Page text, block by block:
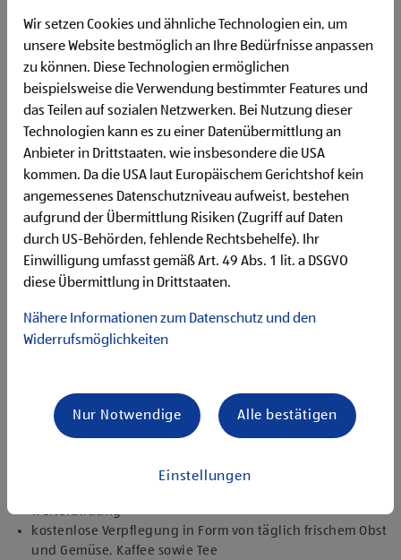
Reinigen der Filiale
Betreuen der Pfandrückgabeautomaten
Qualifikationen, die ich mitbringe
Flexibilität für Früh- und Spätdienste (Montag bis
Begeisterung im Handel zu arbeiten und den
Unternehmenserfolg mitzugestalten
Freude an der Arbeit im Team für ein motiviertes
Miteinander
Bereitschaft zu körperlich anspruchsvollen Tätigkeiten
freundlich im Umgang mit Kund:innen für eine
angenehme Einkaufsatmosphäre
zuverlässige und organisierte Arbeitsweise zur
Angebote, die mich überzeugen
vielseitiges Tätigkeitsfeld
umfangreiche Einarbeitung und individuelles
Onboarding
Weiterbildung
kostenlose Verpflegung in Form von täglich frischem Obst
und Gemüse, Kaffee sowie Tee
Wir setzen Cookies und ähnliche Technologien ein, um
unsere Website bestmöglich an Ihre Bedürfnisse anpassen
zu können. Diese Technologien ermöglichen
beispielsweise die Verwendung bestimmter Features und
das Teilen auf sozialen Netzwerken. Bei Nutzung dieser
Technologien kann es zu einer Datenübermittlung an
Anbieter in Drittstaaten, wie insbesondere die USA
kommen. Da die USA laut Europäischem Gerichtshof kein
angemessenes Datenschutzniveau aufweist, bestehen
aufgrund der Übermittlung Risiken (Zugriff auf Daten
durch US-Behörden, fehlende Rechtsbehelfe). Ihr
Einwilligung umfasst gemäß Art. 49 Abs. 1 lit. a DSGVO
diese Übermittlung in Drittstaaten.
Nähere Informationen zum Datenschutz und den
Widerrufsmöglichkeiten
Einstellungen
Nur Notwendige Alle bestätigen